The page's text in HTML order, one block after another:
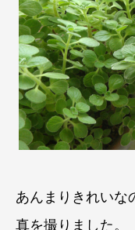
あんまりきれいな
真を撮りました。